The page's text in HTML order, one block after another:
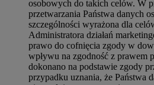
osobowych do takich celów. W
przetwarzania Państwa danych
szczególności wyrażona dla
Administratora działań
prawo do cofnięcia zgody w
wpływu na zgodność z prawem
dokonano na podstawie zgody
przypadku uznania, że Państwa